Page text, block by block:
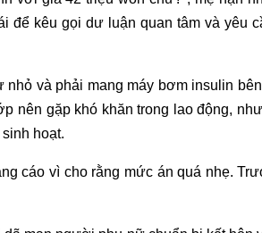
để kêu gọi dư luận quan tâm và yêu
và phải mang máy bơm insulin
nên gặp khó khăn trong lao động,
hoạt.
cáo vì cho rằng mức án quá nhẹ.